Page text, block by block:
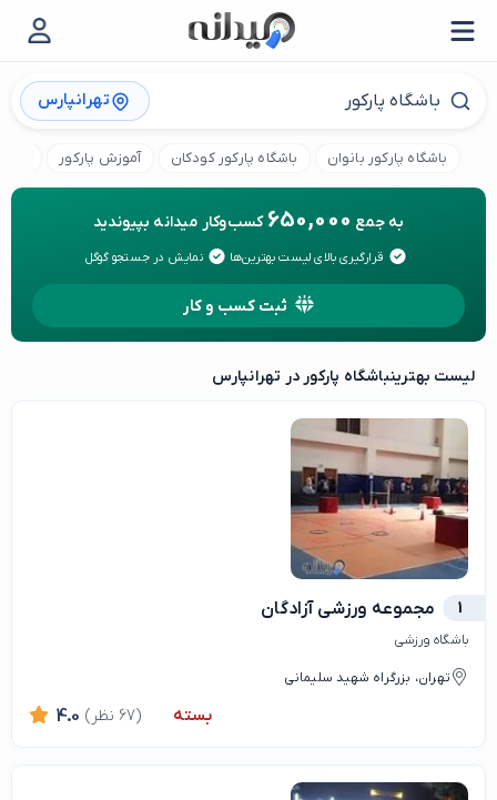
تهرانپارس
باشگاه پارکور بانوان باشگاه پارکور کودکان آموزش پارکور
به جمع 650,000 کسب‌وکار میدانه بپیوندید
قرارگیری بالای لیست بهترین‌ها نمایش در جستجو گوگل
ثبت کسب و کار
لیست بهترینباشگاه پارکور در تهرانپارس
1 مجموعه ورزشی آزادگان
باشگاه ورزشی
تهران، بزرگراه شهید سلیمانی
بسته 4.0 (67 نظر)